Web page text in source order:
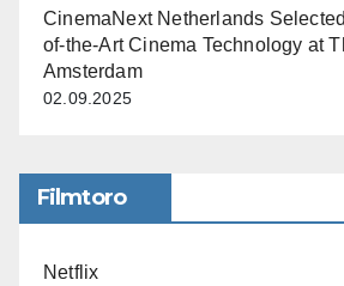
CinemaNext Netherlands
of-the-Art Cinema Technology at
Amsterdam
02.09.2025
Filmtoro
Netflix